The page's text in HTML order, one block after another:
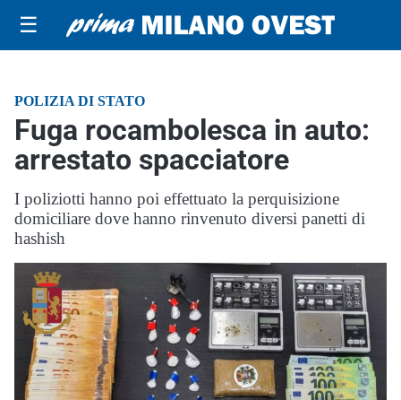
☰
POLIZIA DI STATO
Fuga rocambolesca in auto:
arrestato spacciatore
I poliziotti hanno poi effettuato la perquisizione
domiciliare dove hanno rinvenuto diversi panetti di
hashish